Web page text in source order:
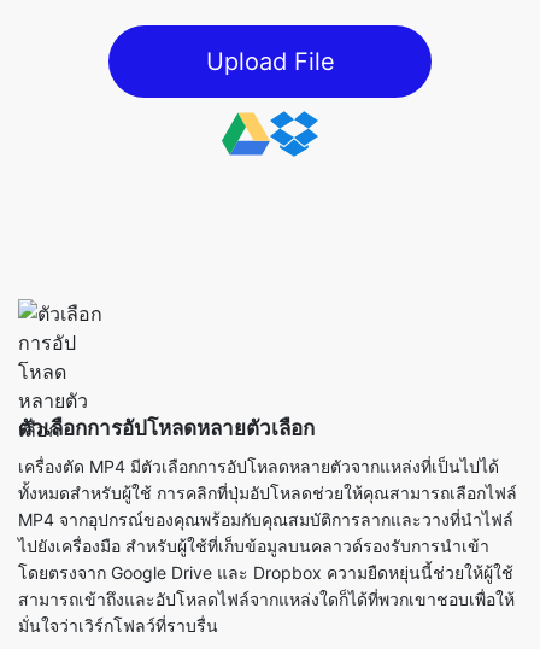
ตัวเลือกการอัปโหลดหลายตัวเลือก
เครื่องตัด MP4 มีตัวเลือกการอัปโหลดหลายตัวจากแหล่งที่เป็นไปได้
ทั้งหมดสำหรับผู้ใช้ การคลิกที่ปุ่มอัปโหลดช่วยให้คุณสามารถเลือกไฟล์
MP4 จากอุปกรณ์ของคุณพร้อมกับคุณสมบัติการลากและวางที่นำไฟล์
ไปยังเครื่องมือ สำหรับผู้ใช้ที่เก็บข้อมูลบนคลาวด์รองรับการนำเข้า
โดยตรงจาก Google Drive และ Dropbox ความยืดหยุ่นนี้ช่วยให้ผู้ใช้
สามารถเข้าถึงและอัปโหลดไฟล์จากแหล่งใดก็ได้ที่พวกเขาชอบเพื่อให้
มั่นใจว่าเวิร์กโฟลว์ที่ราบรื่น